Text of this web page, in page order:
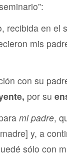
recibida en el
mis
con su
por su
mi padre,
y, a
sólo con